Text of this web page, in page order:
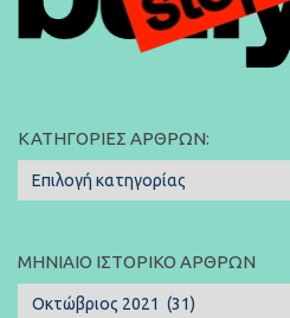
ΚΑΤΗΓΟΡΊΕΣ ΆΡΘΡΩΝ:
Κατηγορίες
Άρθρων:
ΜΗΝΙΑΊΟ ΙΣΤΟΡΙΚΌ ΆΡΘΡΩΝ
Μηνιαίο